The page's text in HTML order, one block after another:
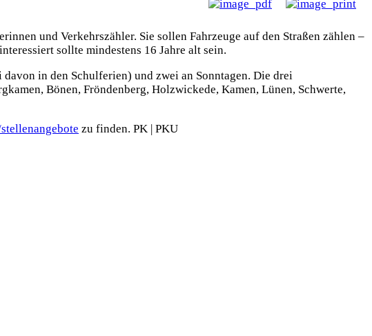
und Verkehrszähler. Sie sollen Fahrzeuge auf den Straßen zählen –
sollte mindestens 16 Jahre alt sein.
in den Schulferien) und zwei an Sonntagen. Die drei
Bönen, Fröndenberg, Holzwickede, Kamen, Lünen, Schwerte,
zu finden. PK | PKU